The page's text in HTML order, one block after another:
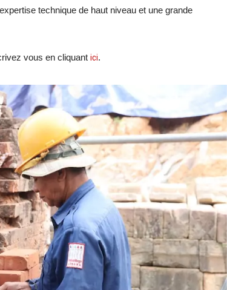
technique de haut niveau et une grande
vous en cliquant ici.